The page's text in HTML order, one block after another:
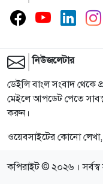
নিউজলেটার
ডেইলি বাংল সংবাদ থেকে
মেইলে আপডেট পেতে
করুন।
ওয়েবসাইটের কোনো
কপিরাইট © ২০২৬ । সর্বস্ব